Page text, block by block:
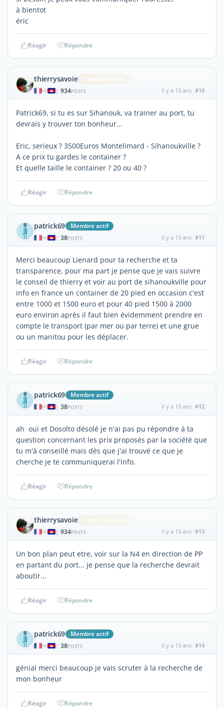
à bientot
éric
Réagir Répondre
thierrysavoie Expat en série
| 934POSTS il y a 13 ans #10
Patrick69, si tu es sur Sihanouk, va trainer au port, tu
devrais y trouver ton bonheur...
Eric, serieux ? 3500Euros Montelimard - Sihanoukville ?
A ce prix tu gardes le container ?
Et quelle taille le container ? 20 ou 40 ?
Réagir Répondre
patrick69 Membre actif
| 38POSTS il y a 13 ans #11
Merci beaucoup Lienard pour ta recherche et ta
transparence, pour ma part je pense que je vais suivre
le conseil de thierry et voir au port de sihanoukville pour
info en france un container de 20 pied en occasion c'est
entre 1000 et 1500 euro et pour 40 pied 1500 à 2000
euro environ après il faut bien évidemment prendre en
compte le transport (par mer ou par terre) et une grue
ou un manitou pour les déplacer.
Réagir Répondre
patrick69 Membre actif
| 38POSTS il y a 13 ans #12
ah oui et Dosolto désolé je n'ai pas pu répondre à ta
question concernant les prix proposés par la société que
tu m'à conseillé mais dès que j'ai trouvé ce que je
cherche je te communiquerai l'info.
Réagir Répondre
thierrysavoie Expat en série
| 934POSTS il y a 13 ans #13
Un bon plan peut etre, voir sur la N4 en direction de PP
en partant du port... je pense que la recherche devrait
aboutir...
Réagir Répondre
patrick69 Membre actif
| 38POSTS il y a 13 ans #14
génial merci beaucoup je vais scruter à la recherche de
mon bonheur
Réagir Répondre